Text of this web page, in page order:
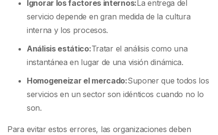
Ignorar los factores internos:La entrega del
servicio depende en gran medida de la cultura
interna y los procesos.
Análisis estático:Tratar el análisis como una
instantánea en lugar de una visión dinámica.
Homogeneizar el mercado:Suponer que todos los
servicios en un sector son idénticos cuando no lo
son.
Para evitar estos errores, las organizaciones deben